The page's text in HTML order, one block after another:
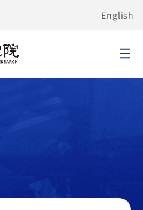
English
經理人指數 PMI